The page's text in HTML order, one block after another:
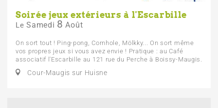
Soirée jeux extérieurs à l'Escarbille
Le Samedi 8 Août
On sort tout ! Ping-pong, Cornhole, Mölkky... On sort même
vos propres jeux si vous avez envie ! Pratique : au Café
associatif l'Escarbille au 121 rue du Perche à Boissy-Maugis.
Cour-Maugis sur Huisne